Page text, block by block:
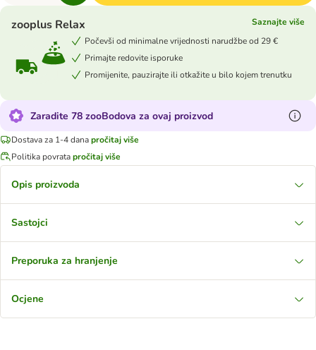
zooplus Relax
Saznajte više
Počevši od minimalne vrijednosti narudžbe od 29 €
Primajte redovite isporuke
Promijenite, pauzirajte ili otkažite u bilo kojem trenutku
Zaradite 78 zooBodova za ovaj proizvod
Dostava za 1-4 danapročitaj više
Politika povratapročitaj više
Opis proizvoda
Sastojci
Preporuka za hranjenje
Ocjene